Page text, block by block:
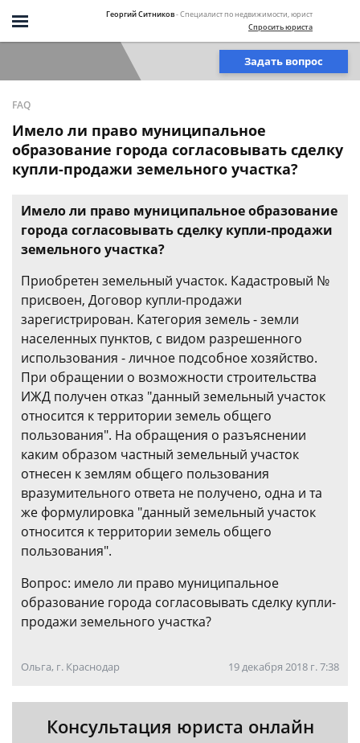
Георгий Ситников- Специалист по недвижимости, юрист
Спросить юриста
Задать вопрос
FAQ
Имело ли право муниципальное
образование города согласовывать сделку
купли-продажи земельного участка?
Имело ли право муниципальное образование
города согласовывать сделку купли-продажи
земельного участка?
Приобретен земельный участок. Кадастровый №
присвоен, Договор купли-продажи
зарегистрирован. Категория земель - земли
населенных пунктов, с видом разрешенного
использования - личное подсобное хозяйство.
При обращении о возможности строительства
ИЖД получен отказ "данный земельный участок
относится к территории земель общего
пользования". На обращения о разъяснении
каким образом частный земельный участок
отнесен к землям общего пользования
вразумительного ответа не получено, одна и та
же формулировка "данный земельный участок
относится к территории земель общего
пользования".
Вопрос: имело ли право муниципальное
образование города согласовывать сделку купли-
продажи земельного участка?
Ольга, г. Краснодар 19 декабря 2018 г. 7:38
Консультация юриста онлайн